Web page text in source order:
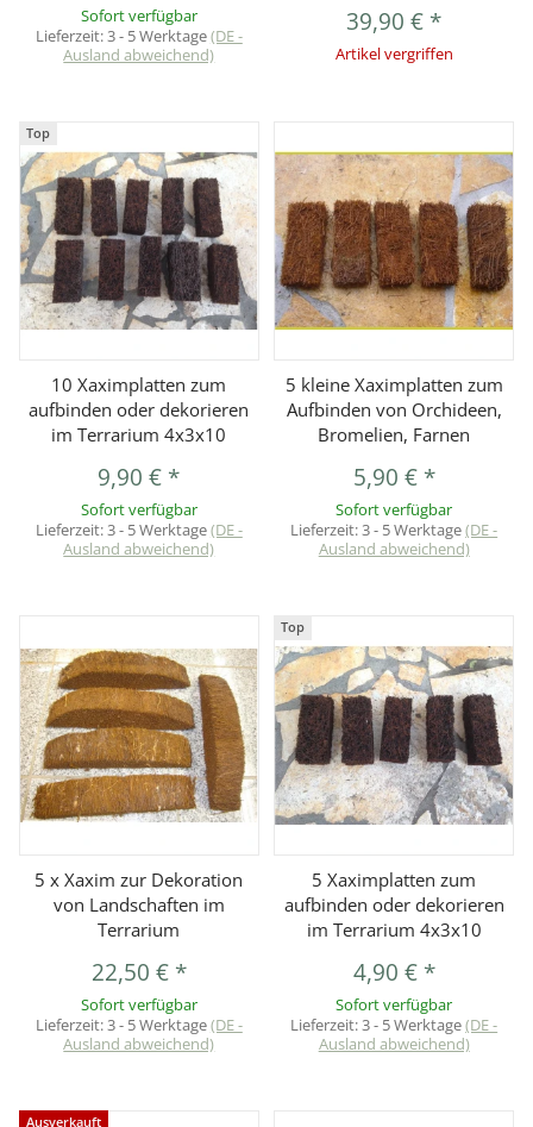
Sofort verfügbar
Lieferzeit:3 - 5 Werktage(DE -
Ausland abweichend)
39,90 € *
Artikel vergriffen
Top
10 Xaximplatten zum
aufbinden oder dekorieren
im Terrarium 4x3x10
9,90 € *
Sofort verfügbar
Lieferzeit:3 - 5 Werktage(DE -
Ausland abweichend)
5 kleine Xaximplatten zum
Aufbinden von Orchideen,
Bromelien, Farnen
5,90 € *
Sofort verfügbar
Lieferzeit:3 - 5 Werktage(DE -
Ausland abweichend)
5 x Xaxim zur Dekoration
von Landschaften im
Terrarium
22,50 € *
Sofort verfügbar
Lieferzeit:3 - 5 Werktage(DE -
Ausland abweichend)
Top
5 Xaximplatten zum
aufbinden oder dekorieren
im Terrarium 4x3x10
4,90 € *
Sofort verfügbar
Lieferzeit:3 - 5 Werktage(DE -
Ausland abweichend)
Ausverkauft